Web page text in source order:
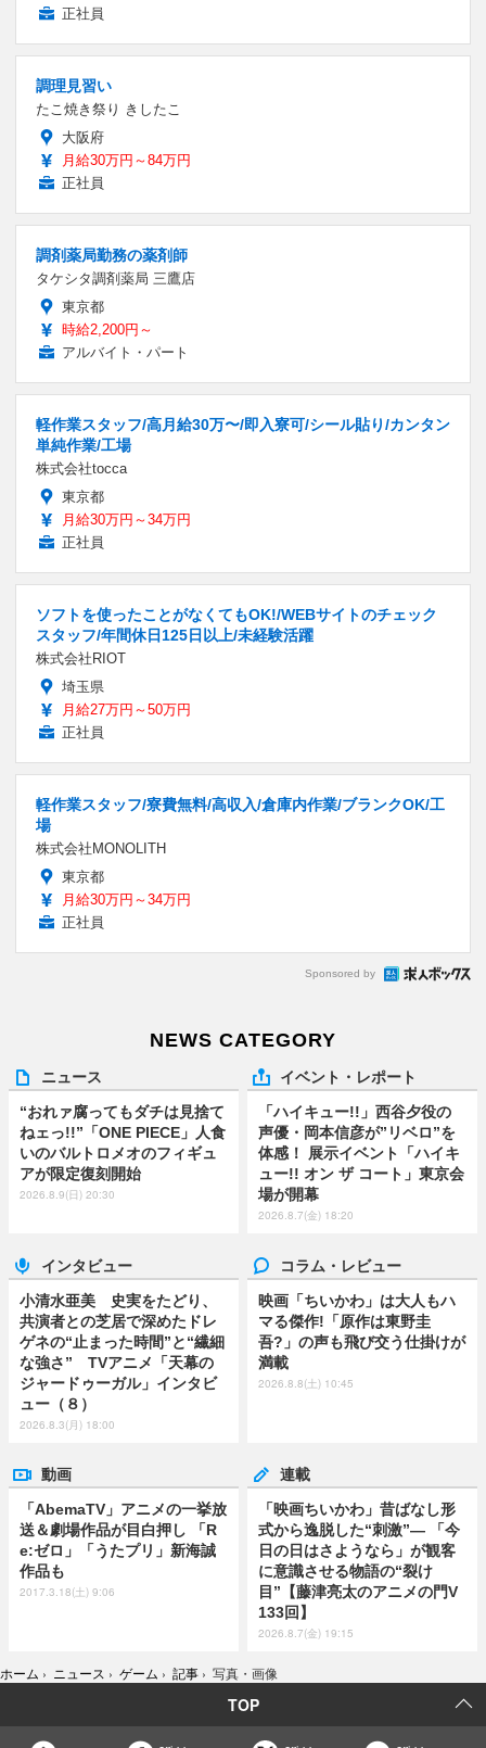
正社員
調理見習い
たこ焼き祭り きしたこ
大阪府
月給30万円～84万円
正社員
調剤薬局勤務の薬剤師
タケシタ調剤薬局 三鷹店
東京都
時給2,200円～
アルバイト・パート
軽作業スタッフ/高月給30万〜/即入寮可/シール貼り/カンタン
単純作業/工場
株式会社tocca
東京都
月給30万円～34万円
正社員
ソフトを使ったことがなくてもOK!/WEBサイトのチェック
スタッフ/年間休日125日以上/未経験活躍
株式会社RIOT
埼玉県
月給27万円～50万円
正社員
軽作業スタッフ/寮費無料/高収入/倉庫内作業/ブランクOK/工
場
株式会社MONOLITH
東京都
月給30万円～34万円
正社員
Sponsored by
NEWS CATEGORY
ニュース
“おれァ腐ってもダチは見捨て
ねェっ!!”「ONE PIECE」人食
いのバルトロメオのフィギュ
アが限定復刻開始
2026.8.9(日) 20:30
イベント・レポート
「ハイキュー!!」西谷夕役の
声優・岡本信彦が”リベロ”を
体感！ 展示イベント「ハイキ
ュー!! オン ザ コート」東京会
場が開幕
2026.8.7(金) 18:20
インタビュー
小清水亜美 史実をたどり、
共演者との芝居で深めたドレ
ゲネの“止まった時間”と“繊細
な強さ” TVアニメ「天幕の
ジャードゥーガル」インタビ
ュー（８）
2026.8.3(月) 18:00
コラム・レビュー
映画「ちいかわ」は大人もハ
マる傑作!「原作は東野圭
吾?」の声も飛び交う仕掛けが
満載
2026.8.8(土) 10:45
動画
「AbemaTV」アニメの一挙放
送＆劇場作品が目白押し 「R
e:ゼロ」「うたプリ」新海誠
作品も
2017.3.18(土) 9:06
連載
「映画ちいかわ」昔ばなし形
式から逸脱した“刺激”― 「今
日の日はさようなら」が観客
に意識させる物語の“裂け
目”【藤津亮太のアニメの門V
133回】
2026.8.7(金) 19:15
ホーム › ニュース › ゲーム › 記事 › 写真・画像
TOP